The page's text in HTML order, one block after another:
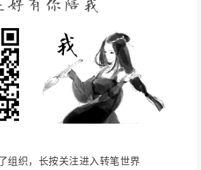
组织，长按关注进入转笔世界